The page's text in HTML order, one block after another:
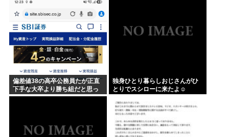
場】
偏差値38の高卒公務員たが正直
下手な大卒より勝ち組だと思っ
てる
独身ひとり暮らしおじさんがひ
とりでスシローに来たよ☺